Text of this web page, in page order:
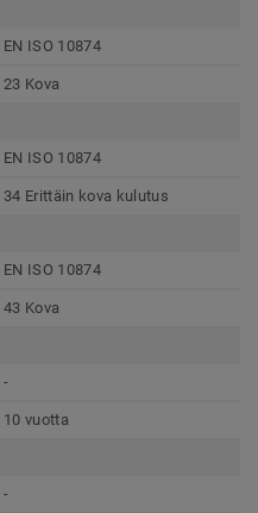
EN ISO 10874
23 Kova
EN ISO 10874
34 Erittäin kova kulutus
EN ISO 10874
43 Kova
-
10 vuotta
-